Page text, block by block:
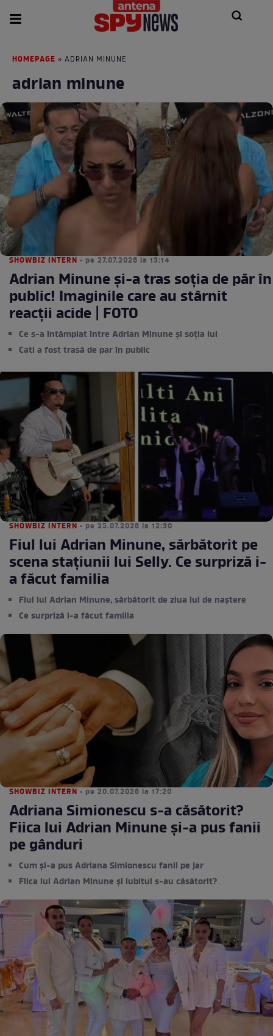
HOMEPAGE » ADRIAN MINUNE
adrian minune
SHOWBIZ INTERN • pe 27.07.2026 la 13:14
Adrian Minune și-a tras soția de păr în
public! Imaginile care au stârnit
reacții acide | FOTO
Ce s-a întâmplat între Adrian Minune și soția lui
Cati a fost trasă de par în public
SHOWBIZ INTERN • pe 25.07.2026 la 12:30
Fiul lui Adrian Minune, sărbătorit pe
scena stațiunii lui Selly. Ce surpriză i-
a făcut familia
Fiul lui Adrian Minune, sărbătorit de ziua lui de naștere
Ce surpriză i-a făcut familia
SHOWBIZ INTERN • pe 20.07.2026 la 17:20
Adriana Simionescu s-a căsătorit?
Fiica lui Adrian Minune și-a pus fanii
pe gânduri
Cum și-a pus Adriana Simionescu fanii pe jar
Fiica lui Adrian Minune și iubitul s-au căsătorit?